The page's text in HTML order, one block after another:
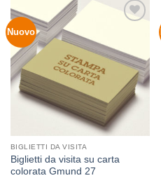
Nuovo
dei
desideri
BIGLIETTI DA VISITA
Biglietti da visita su carta
colorata Gmund 27